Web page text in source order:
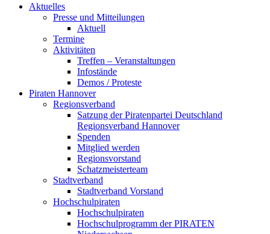
Aktuelles
Presse und Mitteilungen
Aktuell
Termine
Aktivitäten
Treffen – Veranstaltungen
Infostände
Demos / Proteste
Piraten Hannover
Regionsverband
Satzung der Piratenpartei Deutschland
Regionsverband Hannover
Spenden
Mitglied werden
Regionsvorstand
Schatzmeisterteam
Stadtverband
Stadtverband Vorstand
Hochschulpiraten
Hochschulpiraten
Hochschulprogramm der PIRATEN